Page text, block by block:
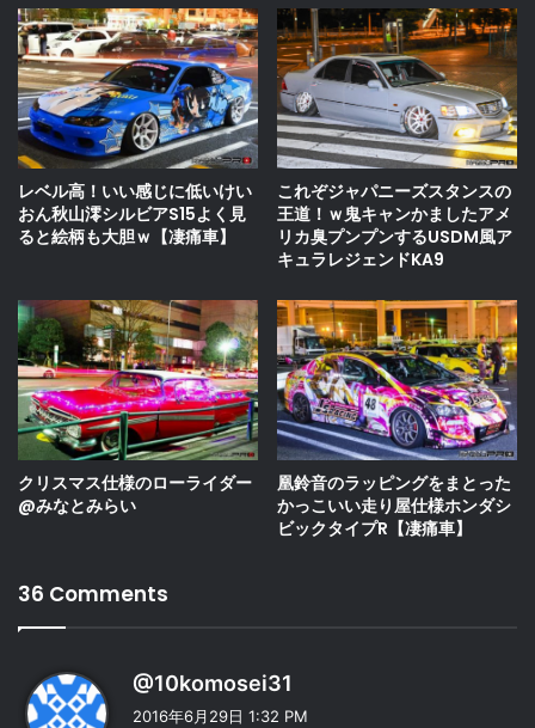
レベル高！いい感じに低いけい
おん秋山澪シルビアS15よく見
ると絵柄も大胆ｗ【凄痛車】
これぞジャパニーズスタンスの
王道！ｗ鬼キャンかましたアメ
リカ臭プンプンするUSDM風ア
キュラレジェンドKA9
クリスマス仕様のローライダー
@みなとみらい
凰鈴音のラッピングをまとった
かっこいい走り屋仕様ホンダシ
ビックタイプR【凄痛車】
36 Comments
@10komosei31
り
2016年6月29日 1:32 PM